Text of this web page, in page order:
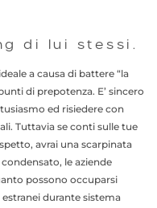
di lui stessi.
a causa di battere “la
di prepotenza. E’ sincero
ed risiedere con
Tuttavia se conti sulle tue
avrai una scarpinata
le aziende
possono occuparsi
durante sistema